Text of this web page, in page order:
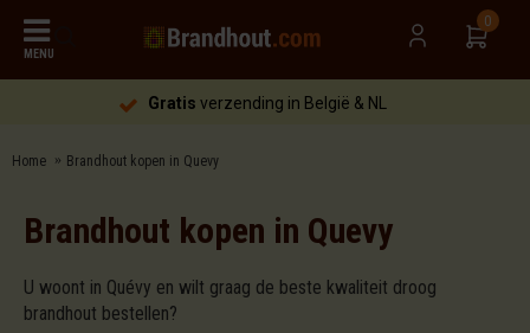
MENU
0
Gratisverzending in België & NL
Home Brandhout kopen in Quevy
Brandhout kopen in Quevy
U woont in Quévy en wilt graag de beste kwaliteit droog
brandhout bestellen?